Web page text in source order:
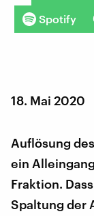
Spotify
18. Mai 2020
Auflösung
ein
Fraktion.
Spaltung der